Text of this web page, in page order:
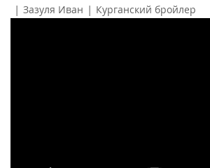
| Зазуля Иван | Курганский бройлер